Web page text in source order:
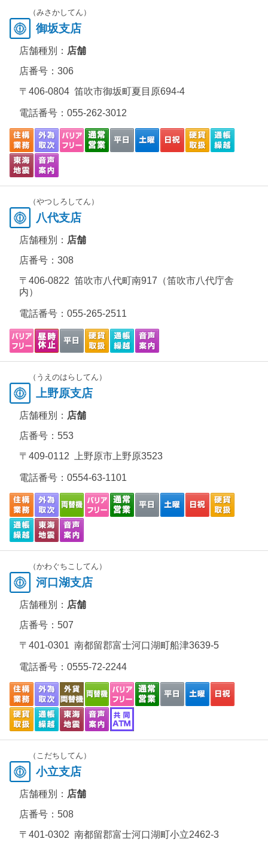
（みさかしてん）
御坂支店
店舗種別： 店舗
店番号：306
〒406-0804 笛吹市御坂町夏目原694-4
電話番号： 055-262-3012
（やつしろしてん）
八代支店
店舗種別： 店舗
店番号：308
〒406-0822 笛吹市八代町南917（笛吹市八代庁舎
内）
電話番号： 055-265-2511
（うえのはらしてん）
上野原支店
店舗種別： 店舗
店番号：553
〒409-0112 上野原市上野原3523
電話番号： 0554-63-1101
（かわぐちこしてん）
河口湖支店
店舗種別： 店舗
店番号：507
〒401-0301 南都留郡富士河口湖町船津3639-5
電話番号： 0555-72-2244
（こだちしてん）
小立支店
店舗種別： 店舗
店番号：508
〒401-0302 南都留郡富士河口湖町小立2462-3